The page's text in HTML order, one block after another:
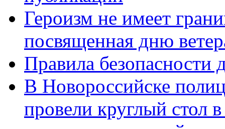
Героизм не имеет
посвященная дню
Правила безопасности
В Новороссийске
провели круглый стол